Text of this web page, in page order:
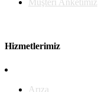
Müşteri Anketimiz
Hizmetlerimiz
Arıza